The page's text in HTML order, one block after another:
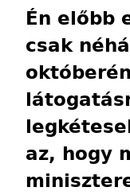
Én előbb
csak
az, hogy